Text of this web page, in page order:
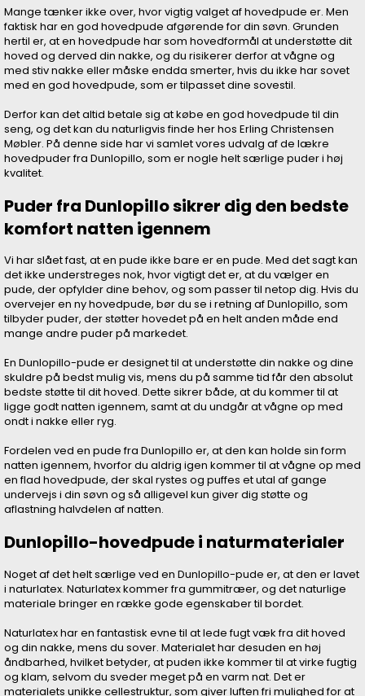
Mange tænker ikke over, hvor vigtig valget af hovedpude er. Men
faktisk har en god hovedpude afgørende for din søvn. Grunden
hertil er, at en hovedpude har som hovedformål at understøtte dit
hoved og derved din nakke, og du risikerer derfor at vågne og
med stiv nakke eller måske endda smerter, hvis du ikke har sovet
med en god hovedpude, som er tilpasset dine sovestil.
Derfor kan det altid betale sig at købe en god hovedpude til din
seng, og det kan du naturligvis finde her hos Erling Christensen
Møbler. På denne side har vi samlet vores udvalg af de lækre
hovedpuder fra Dunlopillo, som er nogle helt særlige puder i høj
kvalitet.
Puder fra Dunlopillo sikrer dig den bedste
komfort natten igennem
Vi har slået fast, at en pude ikke bare er en pude. Med det sagt kan
det ikke understreges nok, hvor vigtigt det er, at du vælger en
pude, der opfylder dine behov, og som passer til netop dig. Hvis du
overvejer en ny hovedpude, bør du se i retning af Dunlopillo, som
tilbyder puder, der støtter hovedet på en helt anden måde end
mange andre puder på markedet.
En Dunlopillo-pude er designet til at understøtte din nakke og dine
skuldre på bedst mulig vis, mens du på samme tid får den absolut
bedste støtte til dit hoved. Dette sikrer både, at du kommer til at
ligge godt natten igennem, samt at du undgår at vågne op med
ondt i nakke eller ryg.
Fordelen ved en pude fra Dunlopillo er, at den kan holde sin form
natten igennem, hvorfor du aldrig igen kommer til at vågne op med
en flad hovedpude, der skal rystes og puffes et utal af gange
undervejs i din søvn og så alligevel kun giver dig støtte og
aflastning halvdelen af natten.
Dunlopillo-hovedpude i naturmaterialer
Noget af det helt særlige ved en Dunlopillo-pude er, at den er lavet
i naturlatex. Naturlatex kommer fra gummitræer, og det naturlige
materiale bringer en række gode egenskaber til bordet.
Naturlatex har en fantastisk evne til at lede fugt væk fra dit hoved
og din nakke, mens du sover. Materialet har desuden en høj
åndbarhed, hvilket betyder, at puden ikke kommer til at virke fugtig
og klam, selvom du sveder meget på en varm nat. Det er
materialets unikke cellestruktur, som giver luften fri mulighed for at